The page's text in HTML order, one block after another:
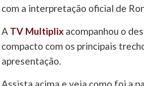
com a interpretação oficial de
A TV Multiplix acompanhou o
compacto com os principais
apresentação.